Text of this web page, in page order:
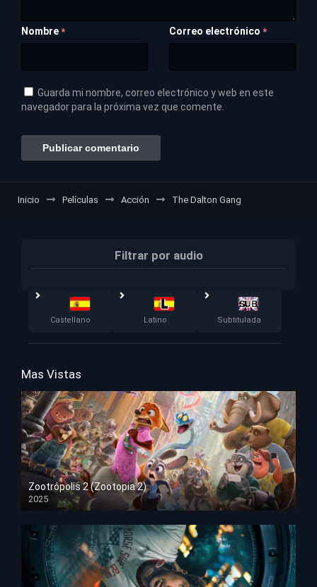
Nombre * Correo electrónico *
Guarda mi nombre, correo electrónico y web en este
navegador para la próxima vez que comente.
Inicio Películas Acción The Dalton Gang
Filtrar por audio
Castellano Latino Subtitulada
Mas Vistas
Zootrópolis 2 (Zootopia 2)
2025
HD 1080p